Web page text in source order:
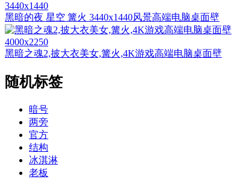
3440x1440
黑暗的夜 星空 篝火 3440x1440风景高端电脑桌面壁
4000x2250
黑暗之魂2,披大衣美女,篝火,4K游戏高端电脑桌面壁
随机标签
暗号
两旁
官方
结构
冰淇淋
老板